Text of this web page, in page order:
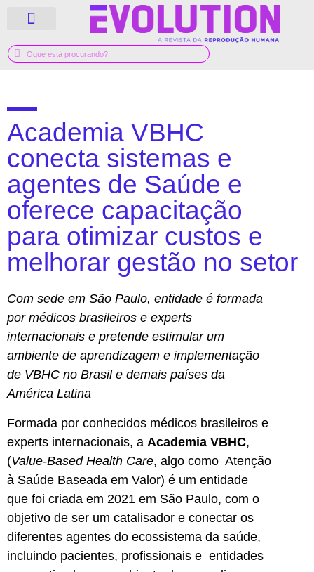
Academia VBHC
conecta sistemas e
agentes de Saúde e
oferece capacitação
para otimizar custos e
melhorar gestão no setor
Com sede em São Paulo, entidade é formada
por médicos brasileiros e experts
internacionais e pretende estimular um
ambiente de aprendizagem e implementação
de VBHC no Brasil e demais países da
América Latina
Formada por conhecidos médicos brasileiros e
experts internacionais, a Academia VBHC,
(Value-Based Health Care, algo como Atenção
à Saúde Baseada em Valor) é um entidade
que foi criada em 2021 em São Paulo, com o
objetivo de ser um catalisador e conectar os
diferentes agentes do ecossistema da saúde,
incluindo pacientes, profissionais e entidades